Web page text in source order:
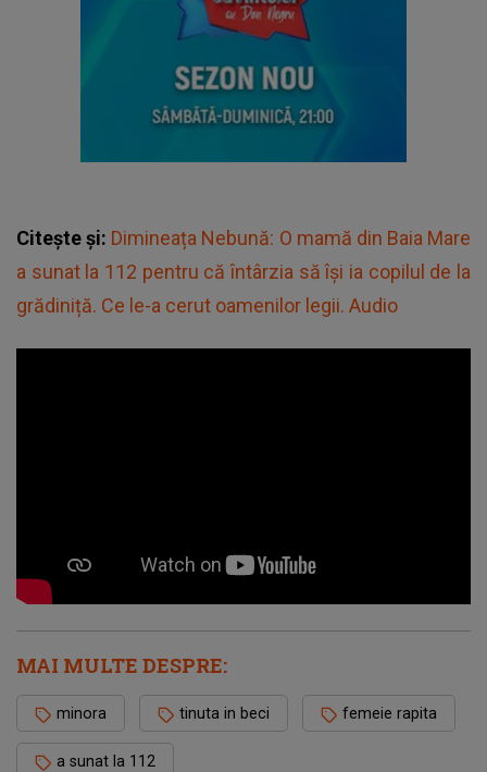
Citește și: Dimineața Nebună: O mamă din Baia Mare
a sunat la 112 pentru că întârzia să își ia copilul de la
grădiniță. Ce le-a cerut oamenilor legii. Audio
MAI MULTE DESPRE:
minora tinuta in beci femeie rapita
a sunat la 112